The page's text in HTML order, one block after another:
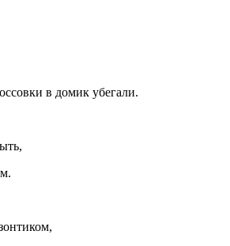
в домик убегали.